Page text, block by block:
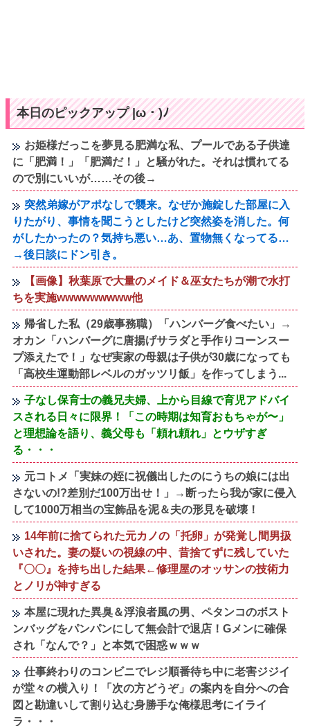
本日のピックアップ |ω・)ﾉ
お姫様だっこを夢見る肥満な私、プールである子供達
に「肥満！」「肥満だ！」と騒がれた。それは慣れてる
ので別にいいが……その後→
突然弟嫁がアポなしで襲来。なぜか施錠した部屋に入
りたがり、事情を聞こうとしたけど突然姿を消した。何
がしたかったの？気持ち悪い…あ、置物無くなってる…
→後日談にドン引き。
【画像】秋葉原で大量のメイド＆巫女たちが潮で水打
ちを実施wwwwwwwww他
帰省した私（29歳事務職）「ハンバーグ食べたい」→
オカン「ハンバーグに唐揚げサラダと手作りコーンスー
プ添えたで！」なぜ実家の母親は子供が30歳になっても
「高校生運動部レベルのガッツリ飯」を作ってしまう...
子なし保育士の義兄夫婦、上から目線で育児アドバイ
スされる日々に限界！「この時期は知育おもちゃが〜」
と理想論を語り、義父母も「頼れ頼れ」とウザすぎ
る・・・
元コトメ「実妹の姪に祝儀出したのにうちの娘には出
さないの!?差別だ100万出せ！」→断ったら我が家に侵入
して1000万相当の宝飾品を泥＆夫の形見を破壊！
14年前に捨てられた元カノの「托卵」が発覚し間男扱
いされた。妻の疑いの視線の中、昔捨てずに残していた
『〇〇』を持ち出した結果←修理屋のオッサンの技術力
とノリが神すぎる
本屋に現れた異臭＆浮浪者風の男、ペタンコのボスト
ンバッグをパンパンにして無会計で退店！Gメンに確保
され「なんで？」と本気で困惑ｗｗｗ
仕事終わりのコンビニでレジ順番待ち中に老害ジジイ
が堂々の横入り！「次の方どうぞ」の案内を自分への合
図と勘違いして割り込む身勝手な俺様思考にイライ
ラ・・・